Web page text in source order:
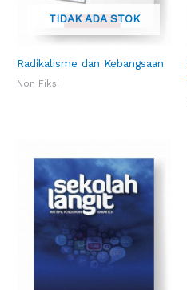
TIDAK ADA STOK
Radikalisme dan Kebangsaan
Non Fiksi